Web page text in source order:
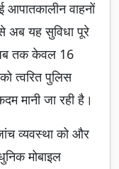
वाहनों
अब यह सुविधा पूरे
तक केवल 16
त्वरित पुलिस
मानी जा रही है।
व्यवस्था को और
मोबाइल